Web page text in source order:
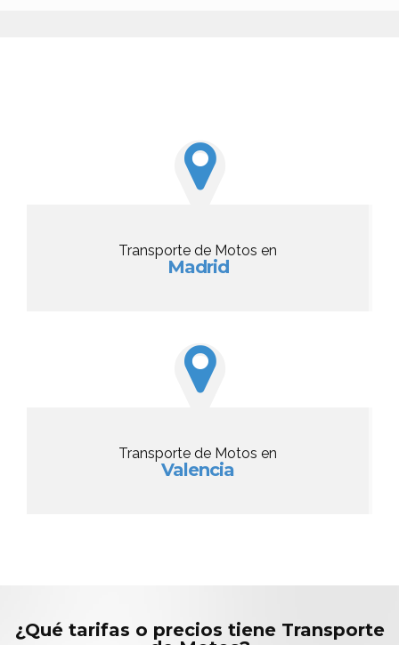
Transporte de Motos en
Madrid
Transporte de Motos en
Valencia
¿Qué tarifas o precios tiene Transporte